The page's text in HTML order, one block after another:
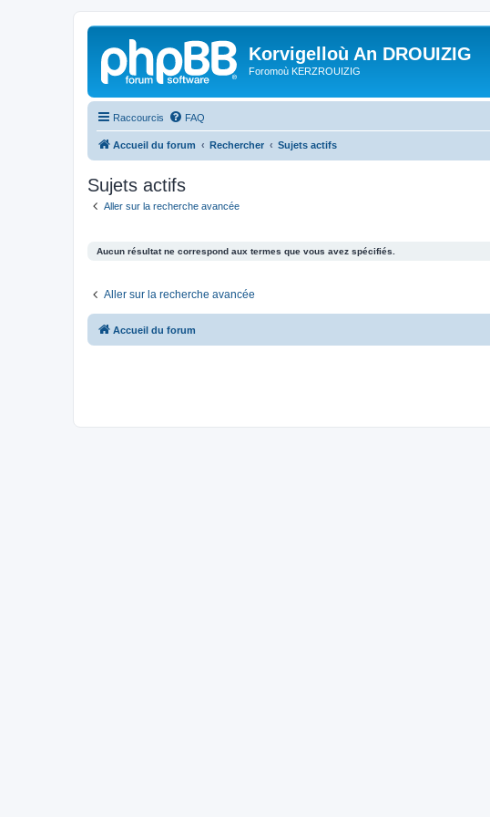
Korvigelloù An DROUIZIG
Foromoù KERZROUIZIG
Raccourcis FAQ
Accueil du forum Rechercher Sujets actifs
Sujets actifs
Aller sur la recherche avancée
Aucun résultat ne correspond aux termes que vous avez spécifiés.
Aller sur la recherche avancée
Accueil du forum